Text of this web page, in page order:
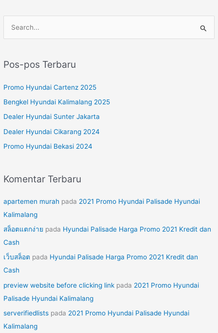
i
u
k
:
Pos-pos Terbaru
Promo Hyundai Cartenz 2025
Bengkel Hyundai Kalimalang 2025
Dealer Hyundai Sunter Jakarta
Dealer Hyundai Cikarang 2024
Promo Hyundai Bekasi 2024
Komentar Terbaru
apartemen murah pada 2021 Promo Hyundai Palisade Hyundai
Kalimalang
สล็อตแตกง่าย pada Hyundai Palisade Harga Promo 2021 Kredit dan
Cash
เว็บสล็อต pada Hyundai Palisade Harga Promo 2021 Kredit dan
Cash
preview website before clicking link pada 2021 Promo Hyundai
Palisade Hyundai Kalimalang
serverifiedlists pada 2021 Promo Hyundai Palisade Hyundai
Kalimalang